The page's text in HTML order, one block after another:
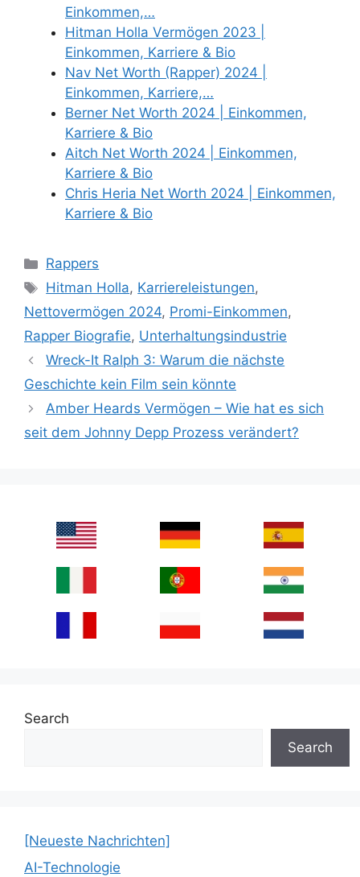
Einkommen,…
Hitman Holla Vermögen 2023 |
Einkommen, Karriere & Bio
Nav Net Worth (Rapper) 2024 |
Einkommen, Karriere,…
Berner Net Worth 2024 | Einkommen,
Karriere & Bio
Aitch Net Worth 2024 | Einkommen,
Karriere & Bio
Chris Heria Net Worth 2024 | Einkommen,
Karriere & Bio
Categories
Rappers
Tags
Hitman Holla, Karriereleistungen,
Nettovermögen 2024, Promi-Einkommen,
Rapper Biografie, Unterhaltungsindustrie
Wreck-It Ralph 3: Warum die nächste
Geschichte kein Film sein könnte
Amber Heards Vermögen – Wie hat es sich
seit dem Johnny Depp Prozess verändert?
Search
Search
[Neueste Nachrichten]
AI-Technologie